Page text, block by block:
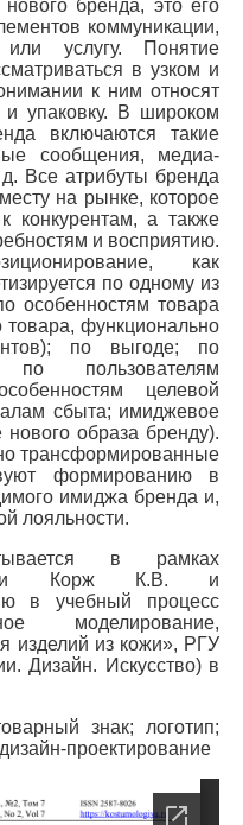
бренда, это его
коммуникации,
услугу. Понятие
в узком и
к ним относят
упаковку. В широком
включаются такие
сообщения, медиа-
Все атрибуты бренда
на рынке, которое
конкурентам, а также
и восприятию.
как
по одному из
особенностям товара
функционально
по выгоде; по
по пользователям
целевой
сбыта; имиджевое
образа бренду).
трансформированные
формированию в
имиджа бренда и,
лояльности.
в рамках
Корж К.В. и
в учебный процесс
моделирование,
изделий из кожи», РГУ
Дизайн. Искусство) в
знак; логотип;
проектирование